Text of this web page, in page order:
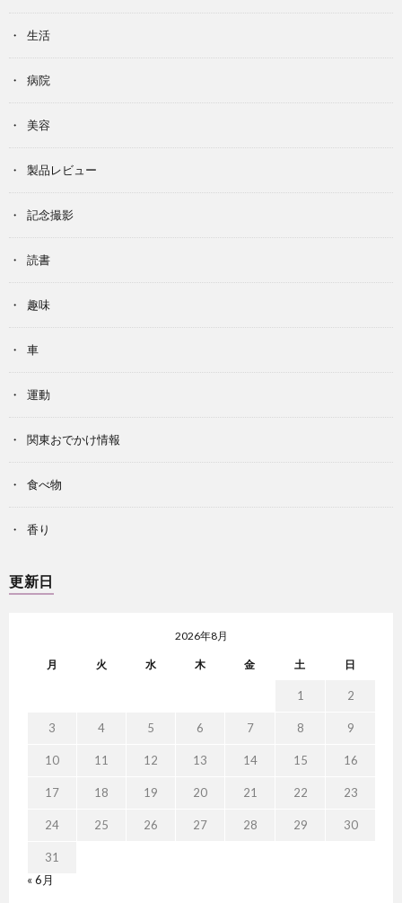
生活
病院
美容
製品レビュー
記念撮影
読書
趣味
車
運動
関東おでかけ情報
食べ物
香り
更新日
2026年8月
月 火 水 木 金 土 日
1 2
3 4 5 6 7 8 9
10 11 12 13 14 15 16
17 18 19 20 21 22 23
24 25 26 27 28 29 30
31
« 6月